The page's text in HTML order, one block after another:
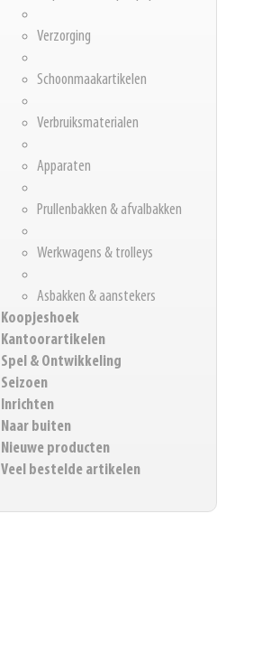
Verzorging
Schoonmaakartikelen
Verbruiksmaterialen
Apparaten
Prullenbakken & afvalbakken
Werkwagens & trolleys
Asbakken & aanstekers
Koopjeshoek
Kantoorartikelen
Spel & Ontwikkeling
Seizoen
Inrichten
Naar buiten
Nieuwe producten
Veel bestelde artikelen